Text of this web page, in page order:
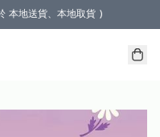
本地送貨、本地取貨 )